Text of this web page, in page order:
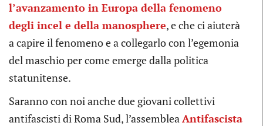
l’avanzamento in Europa della fenomeno
degli incel e della manosphere, e che ci aiuterà
a capire il fenomeno e a collegarlo con l’egemonia
del maschio per come emerge dalla politica
statunitense.
Saranno con noi anche due giovani collettivi
antifascisti di Roma Sud, l’assembleaAntifascista